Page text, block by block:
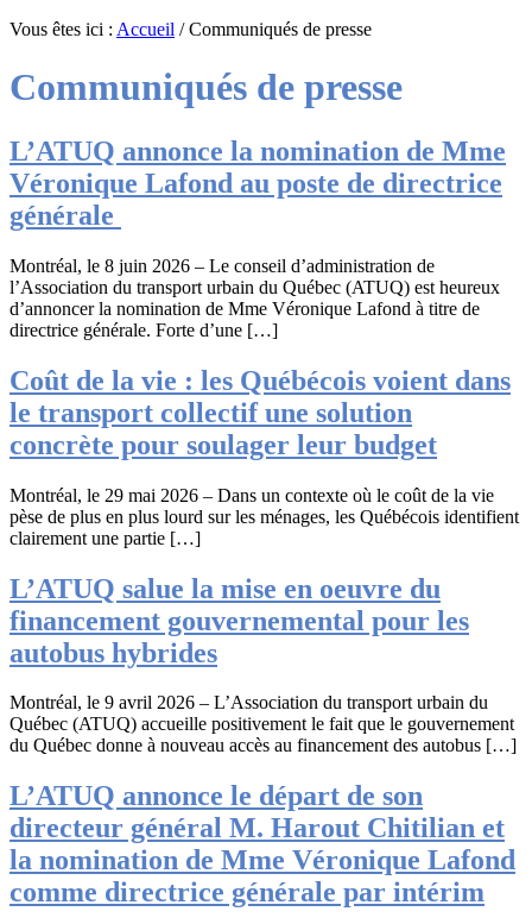
Vous êtes ici : Accueil /Communiqués de presse
Communiqués de presse
L’ATUQ annonce la nomination de Mme
Véronique Lafond au poste de directrice
générale
Montréal, le 8 juin 2026 – Le conseil d’administration de
l’Association du transport urbain du Québec (ATUQ) est heureux
d’annoncer la nomination de Mme Véronique Lafond à titre de
directrice générale. Forte d’une […]
Coût de la vie : les Québécois voient dans
le transport collectif une solution
concrète pour soulager leur budget
Montréal, le 29 mai 2026 – Dans un contexte où le coût de la vie
pèse de plus en plus lourd sur les ménages, les Québécois identifient
clairement une partie […]
L’ATUQ salue la mise en oeuvre du
financement gouvernemental pour les
autobus hybrides
Montréal, le 9 avril 2026 – L’Association du transport urbain du
Québec (ATUQ) accueille positivement le fait que le gouvernement
du Québec donne à nouveau accès au financement des autobus […]
L’ATUQ annonce le départ de son
directeur général M. Harout Chitilian et
la nomination de Mme Véronique Lafond
comme directrice générale par intérim